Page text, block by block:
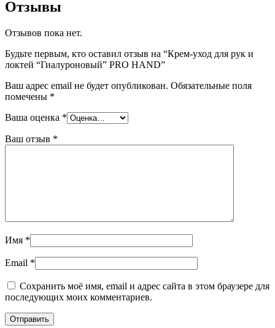
Отзывы
Отзывов пока нет.
Будьте первым, кто оставил отзыв на “Крем-уход для рук и
локтей “Гиалуроновый” PRO HAND”
Ваш адрес email не будет опубликован. Обязательные поля
помечены *
Ваша оценка *
Ваш отзыв *
Имя *
Email *
Сохранить моё имя, email и адрес сайта в этом браузере для
последующих моих комментариев.